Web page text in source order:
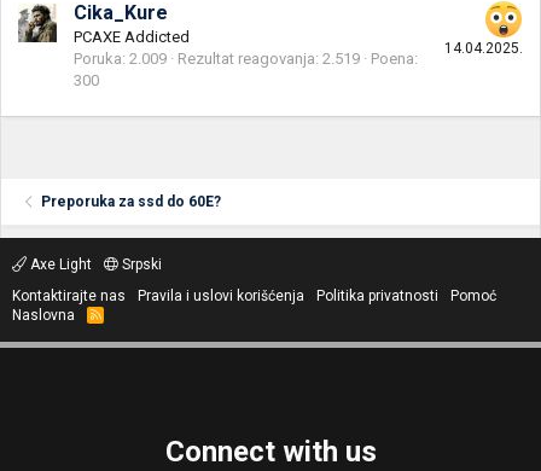
14.04.2025.
Cika_Kure
PCAXE Addicted
Poruka 2.009 Rezultat reagovanja 2.519
Poena
300
Preporuka za ssd do 60E?
Axe Light
Srpski
Kontaktirajte nas
Pravila i uslovi korišćenja Politika privatnosti
Pomoć
Naslovna
R
S
Connect with us